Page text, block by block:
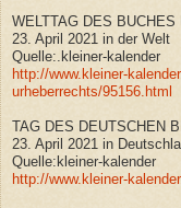
WELTTAG DES BUCHES
23. April 2021 in der Welt
Quelle:.kleiner-kalender
http://www.kleiner-
urheberrechts/95156.html
TAG DES DEUTSCHEN
23. April 2021 in
Quelle:kleiner-kalender
http://www.kleiner-